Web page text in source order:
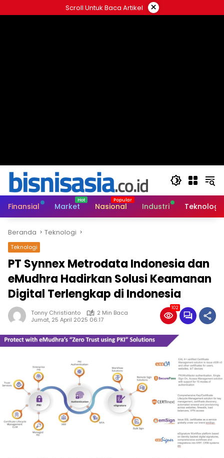
ke
Scroll Untuk Baca Artikel ×
Finansial Market Nasional Industri Teknologi
Beranda Teknologi
Teknologi
PT Synnex Metrodata Indonesia dan
eMudhra Hadirkan Solusi Keamanan
Digital Terlengkap di Indonesia
Tonny Christianto
2 Min Baca
Jumat, 25 April 2025 06:17
102